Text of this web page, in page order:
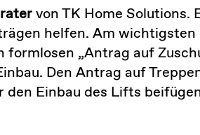
von TK Home Solutions.
helfen. Am
formlosen „Antrag auf
Den Antrag auf
den Einbau des Lifts